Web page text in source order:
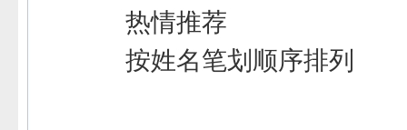
热情推荐
按姓名笔划顺序排列